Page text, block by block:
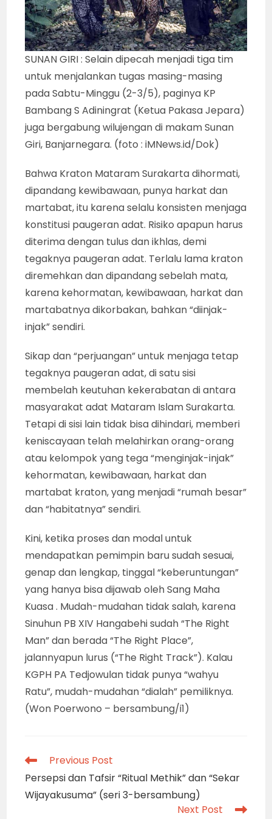
SUNAN GIRI : Selain dipecah menjadi tiga tim
untuk menjalankan tugas masing-masing
pada Sabtu-Minggu (2-3/5), paginya KP
Bambang S Adiningrat (Ketua Pakasa Jepara)
juga bergabung wilujengan di makam Sunan
Giri, Banjarnegara. (foto : iMNews.id/Dok)
Bahwa Kraton Mataram Surakarta dihormati,
dipandang kewibawaan, punya harkat dan
martabat, itu karena selalu konsisten menjaga
konstitusi paugeran adat. Risiko apapun harus
diterima dengan tulus dan ikhlas, demi
tegaknya paugeran adat. Terlalu lama kraton
diremehkan dan dipandang sebelah mata,
karena kehormatan, kewibawaan, harkat dan
martabatnya dikorbakan, bahkan “diinjak-
injak” sendiri.
Sikap dan “perjuangan” untuk menjaga tetap
tegaknya paugeran adat, di satu sisi
membelah keutuhan kekerabatan di antara
masyarakat adat Mataram Islam Surakarta.
Tetapi di sisi lain tidak bisa dihindari, memberi
keniscayaan telah melahirkan orang-orang
atau kelompok yang tega “menginjak-injak”
kehormatan, kewibawaan, harkat dan
martabat kraton, yang menjadi “rumah besar”
dan “habitatnya” sendiri.
Kini, ketika proses dan modal untuk
mendapatkan pemimpin baru sudah sesuai,
genap dan lengkap, tinggal “keberuntungan”
yang hanya bisa dijawab oleh Sang Maha
Kuasa . Mudah-mudahan tidak salah, karena
Sinuhun PB XIV Hangabehi sudah “The Right
Man” dan berada “The Right Place”,
jalannyapun lurus (“The Right Track”). Kalau
KGPH PA Tedjowulan tidak punya “wahyu
Ratu”, mudah-mudahan “dialah” pemiliknya.
(Won Poerwono – bersambung/i1)
Read
articles
Previous Post
Persepsi dan Tafsir “Ritual Methik” dan “Sekar
Wijayakusuma” (seri 3-bersambung)
Next Post